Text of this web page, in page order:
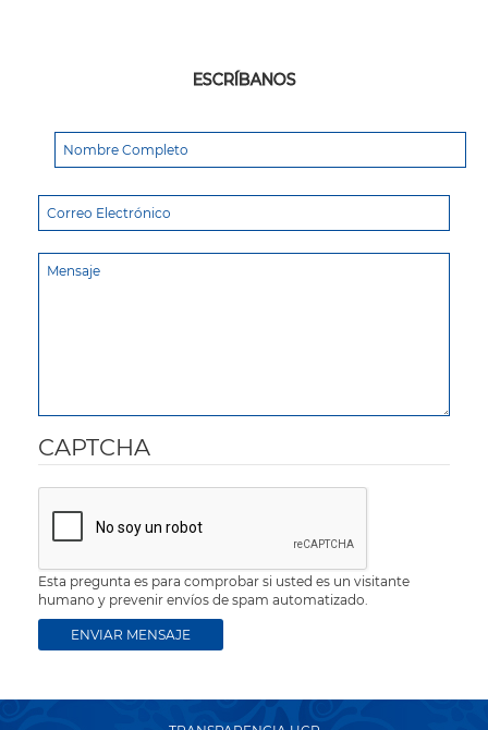
ESCRÍBANOS
CAPTCHA
Esta pregunta es para comprobar si usted es un visitante
humano y prevenir envíos de spam automatizado.